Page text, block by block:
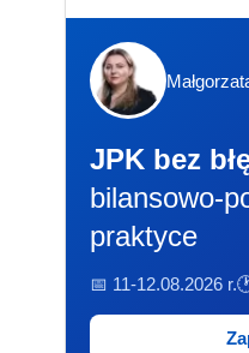
JPK bez
bilansowo-
praktyce
📅 11-12.08.2026 r.